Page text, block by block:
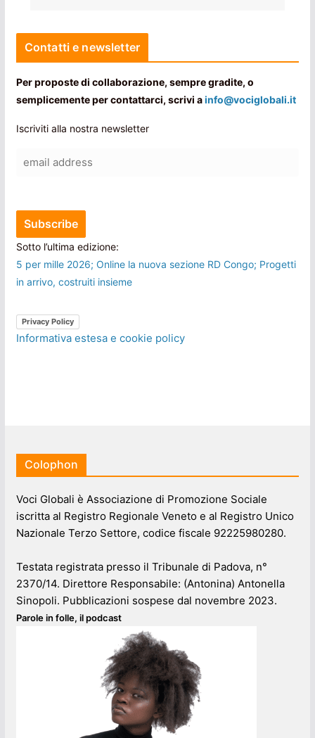
Contatti e newsletter
Per proposte di collaborazione, sempre gradite, o
semplicemente per contattarci, scrivi ainfo@vociglobali.it
Iscriviti alla nostra newsletter
Sotto l’ultima edizione:
5 per mille 2026; Online la nuova sezione RD Congo; Progetti
in arrivo, costruiti insieme
Privacy Policy
Informativa estesa e cookie policy
Colophon
Voci Globali è Associazione di Promozione Sociale
iscritta al Registro Regionale Veneto e al Registro Unico
Nazionale Terzo Settore, codice fiscale 92225980280.
Testata registrata presso il Tribunale di Padova, n°
2370/14. Direttore Responsabile: (Antonina) Antonella
Sinopoli. Pubblicazioni sospese dal novembre 2023.
Parole in folle, il podcast